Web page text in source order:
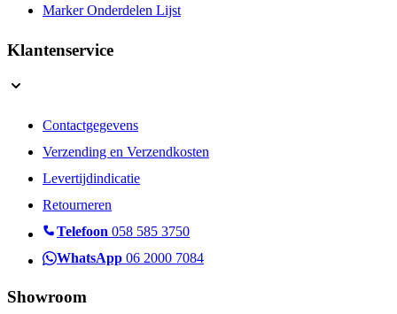
Marker Onderdelen Lijst
Klantenservice
Contactgegevens
Verzending en Verzendkosten
Levertijdindicatie
Retourneren
Telefoon 058 585 3750
WhatsApp 06 2000 7084
Showroom